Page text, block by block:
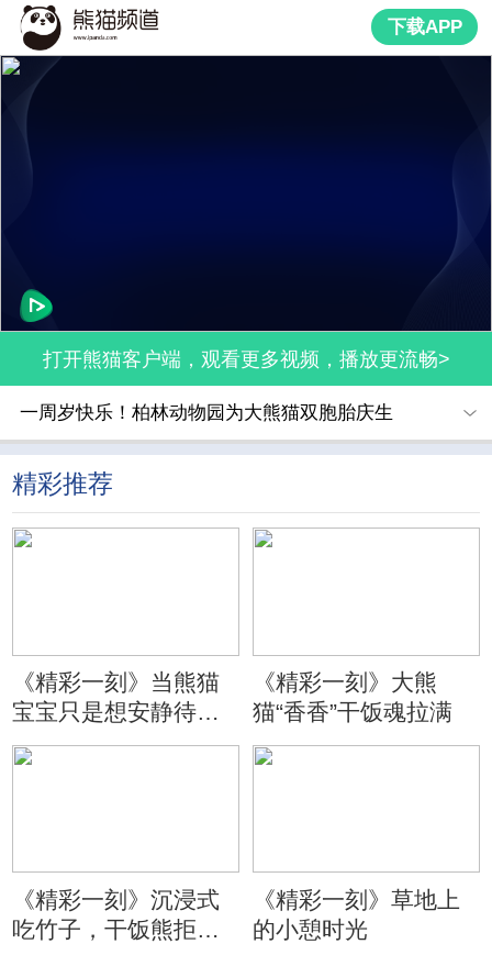
下载APP
打开熊猫客户端，观看更多视频，播放更流畅>
一周岁快乐！柏林动物园为大熊猫双胞胎庆生
精彩推荐
《精彩一刻》当熊猫
宝宝只是想安静待会
儿
《精彩一刻》大熊
猫“香香”干饭魂拉满
《精彩一刻》沉浸式
吃竹子，干饭熊拒绝
《精彩一刻》草地上
的小憩时光